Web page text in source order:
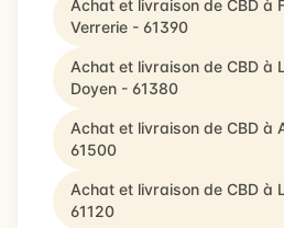
Achat et livraison de CBD à
Verrerie - 61390
Achat et livraison de CBD à
Doyen - 61380
Achat et livraison de CBD à
61500
Achat et livraison de CBD à
61120